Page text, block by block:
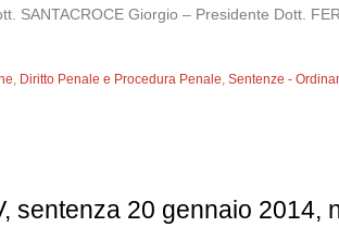
SANTACROCE Giorgio – Presidente Dott.
, Diritto Penale e Procedura Penale,Sentenze -
sentenza 20 gennaio